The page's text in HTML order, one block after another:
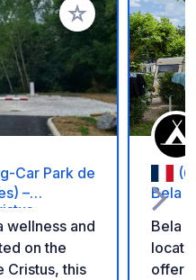
Add to your
Car Park de
–
wellness and
on the
Cristus, this
Bela
Bela
offers